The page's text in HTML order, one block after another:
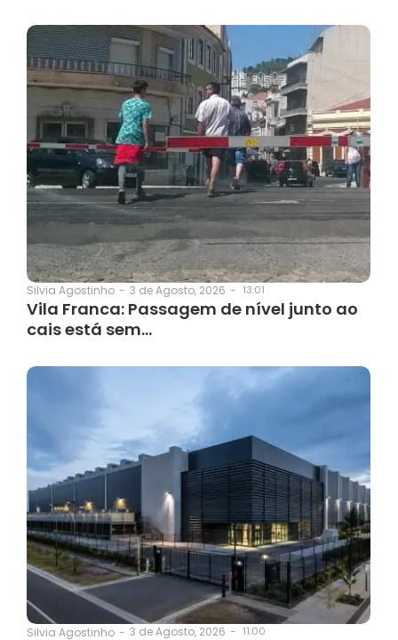
Silvia Agostinho - 3 de Agosto, 2026 - 13:01
Vila Franca: Passagem de nível junto ao
cais está sem…
Silvia Agostinho - 3 de Agosto, 2026 - 11:00